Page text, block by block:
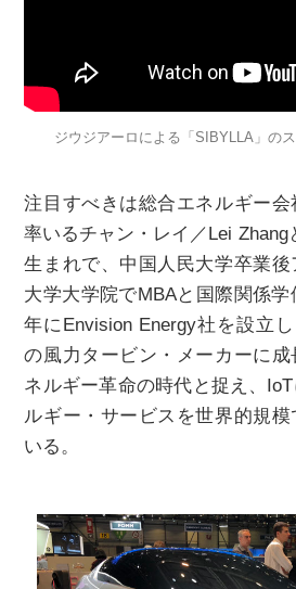
ジウジアーロによる「SIBYLLA」の
注目すべきは総合エネルギー
率いるチャン・レイ／Lei Zhang
生まれで、中国人民大学卒業
大学大学院でMBAと国際関係
年にEnvision Energy社を設立
の風力タービン・メーカーに
ネルギー革命の時代と捉え、
ルギー・サービスを世界的規
いる。